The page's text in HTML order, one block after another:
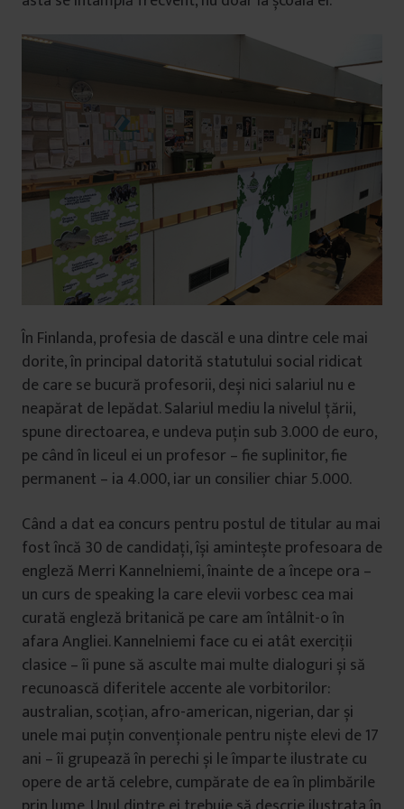
În Finlanda, profesia de dascăl e una dintre cele mai
dorite, în principal datorită statutului social ridicat
de care se bucură profesorii, deși nici salariul nu e
neapărat de lepădat. Salariul mediu la nivelul țării,
spune directoarea, e undeva puțin sub 3.000 de euro,
pe când în liceul ei un profesor – fie suplinitor, fie
permanent – ia 4.000, iar un consilier chiar 5.000.
Când a dat ea concurs pentru postul de titular au mai
fost încă 30 de candidați, își amintește profesoara de
engleză Merri Kannelniemi, înainte de a începe ora –
un curs de speaking la care elevii vorbesc cea mai
curată engleză britanică pe care am întâlnit-o în
afara Angliei. Kannelniemi face cu ei atât exerciții
clasice – îi pune să asculte mai multe dialoguri și să
recunoască diferitele accente ale vorbitorilor:
australian, scoțian, afro-american, nigerian, dar și
unele mai puțin convenționale pentru niște elevi de 17
ani – îi grupează în perechi și le împarte ilustrate cu
opere de artă celebre, cumpărate de ea în plimbările